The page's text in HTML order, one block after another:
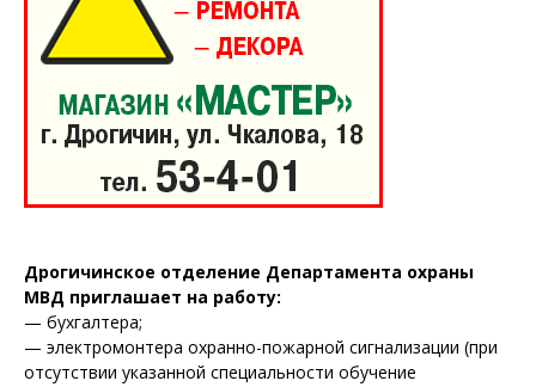
Дрогичинское отделение Департамента охраны
МВД приглашает на работу:
— бухгалтера;
— электромонтера охранно-пожарной сигнализации (при
отсутствии указанной специальности обучение